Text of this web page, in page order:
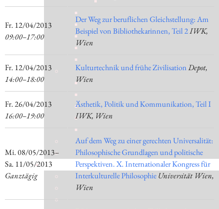
​Fr. 12/04/2013
09:00–17:00
Der Weg zur beruflichen Gleichstellung: Am
Beispiel von Bibliothekarinnen, Teil 2IWK,
Wien
​Fr. 12/04/2013
14:00–18:00
Kulturtechnik und frühe ZivilisationDepot,
Wien
​Fr. 26/04/2013
16:00–19:00
Ästhetik, Politik und Kommunikation, Teil I
IWK, Wien
​Mi. 08/05/2013–​
Sa. 11/05/2013
Ganztägig
Auf dem Weg zu einer gerechten Universalität:
Philosophische Grundlagen und politische
Perspektiven. X. Internationaler Kongress für
Interkulturelle PhilosophieUniversität Wien,
Wien